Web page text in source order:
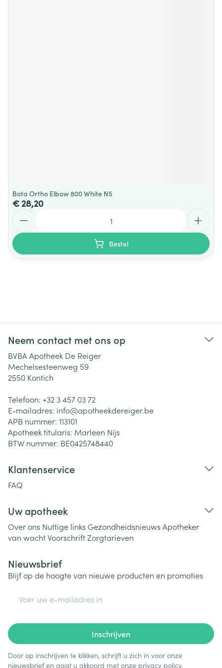
Bota Ortho Elbow 800 White N5
€ 28,20
Bestel
Neem contact met ons op
BVBA Apotheek De Reiger
Mechelsesteenweg 59
2550 Kontich
Telefoon: +32 3 457 03 72
E-mailadres: info@apotheekdereiger.be
APB nummer: 113101
Apotheek titularis: Marleen Nijs
BTW nummer: BE0425748440
Klantenservice
FAQ
Uw apotheek
Over ons Nuttige links Gezondheidsnieuws Apotheker
van wachtVoorschriftZorgtarieven
Nieuwsbrief
Blijf op de hoogte van nieuwe producten en promoties
Inschrijven
Door op inschrijven te klikken, schrijft u zich in voor onze
nieuwsbrief en gaat u akkoord met onze privacy policy.